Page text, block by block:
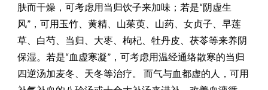
肤而干燥，可考虑用当归饮子来加味；若是“阴虚生
风”，可用玉竹、黄精、山茱萸、山药、女贞子、早莲
草、白芍、当归、大枣、枸杞、牡丹皮、茯苓等来养阴
保湿。若是“血虚寒凝”，可考虑用温经通络散寒的当归
四逆汤加麦冬、天冬等治疗。 而气与血都虚的人，可用